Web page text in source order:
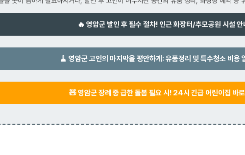
🔥 영암군 발인 후 필수 절차! 인근 화장터/추모공원 시설 안
🧹 영암군 고인의 마지막을 평안하게: 유품정리 및 특수청소 비용
🧸 영암군 장례 중 급한 돌봄 필요 시! 24시 긴급 어린이집 바로